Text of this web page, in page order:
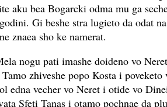
aku bea Bogarcki odma mu ga
Gi beshe stra lugieto da odat
znaea sho ke namerat.
nogu pati imashe doideno vo
zhiveshe popo Kosta i poveketo
edna vecher vo Neret i otide vo
Sfeti Tanas i otamo pochnae da